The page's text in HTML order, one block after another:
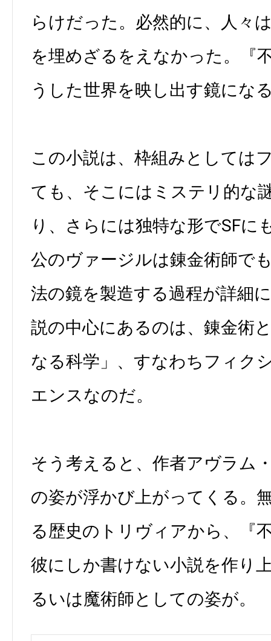
らけだった。必然的に、人々
を埋めざるをえなかった。『
うした世界を映し出す鏡にな
この小説は、枠組みとしては
ても、そこにはミステリ的な
り、さらには独特な形でSFに
公のヴァージルは錬金術師で
法の鏡を製造する過程が詳細
説の中心にあるのは、錬金術
なる科学」、すなわちフィク
エンスなのだ。
そう考えると、作者アヴラム
の姿が浮かび上がってくる。
る歴史のトリヴィアから、『
彼にしか書けない小説を作り
るいは魔術師としての姿が。